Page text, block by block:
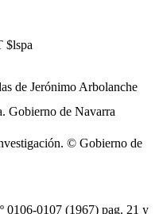
$lspa
de Jerónimo Arbolanche
Gobierno de Navarra
© Gobierno de
0106-0107 (1967) pag. 21 y